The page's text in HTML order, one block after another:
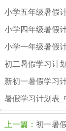
小学五年级暑假
小学四年级暑假
小学一年级暑假
初二暑假学习计
新初一暑假学习
暑假学习计划表
上一篇： 初一暑